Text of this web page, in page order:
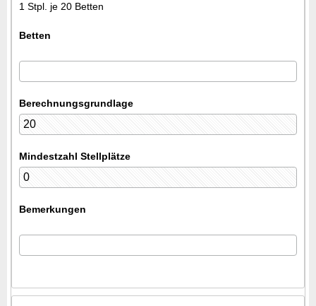
1 Stpl. je 20 Betten
Betten
Berechnungsgrundlage
Mindestzahl Stellplätze
Bemerkungen